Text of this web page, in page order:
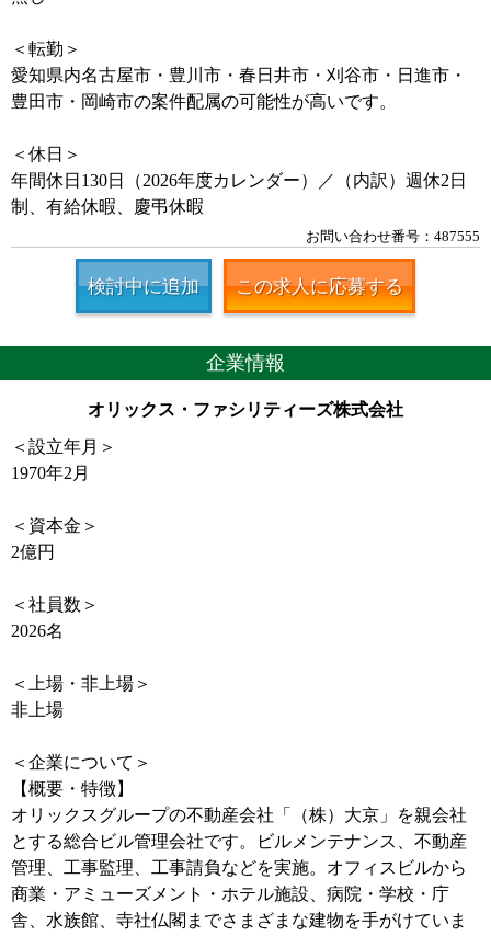
＜転勤＞
愛知県内名古屋市・豊川市・春日井市・刈谷市・日進市・
豊田市・岡崎市の案件配属の可能性が高いです。
＜休日＞
年間休日130日（2026年度カレンダー）／（内訳）週休2日
制、有給休暇、慶弔休暇
お問い合わせ番号：487555
検討中に追加 この求人に応募する
企業情報
オリックス・ファシリティーズ株式会社
＜設立年月＞
1970年2月
＜資本金＞
2億円
＜社員数＞
2026名
＜上場・非上場＞
非上場
＜企業について＞
【概要・特徴】
オリックスグループの不動産会社「（株）大京」を親会社
とする総合ビル管理会社です。ビルメンテナンス、不動産
管理、工事監理、工事請負などを実施。オフィスビルから
商業・アミューズメント・ホテル施設、病院・学校・庁
舎、水族館、寺社仏閣までさまざまな建物を手がけていま